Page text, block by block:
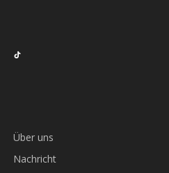
Über uns
Nachricht